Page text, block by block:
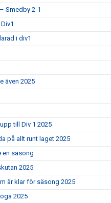
Smedby 2-1
i div1
även 2025
till Div 1 2025
på allt runt laget 2025
en säsong
2025
är klar för säsong 2025
2025